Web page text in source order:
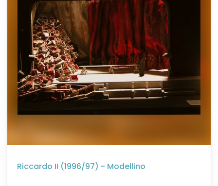
Riccardo II (1996/97) - Modellino